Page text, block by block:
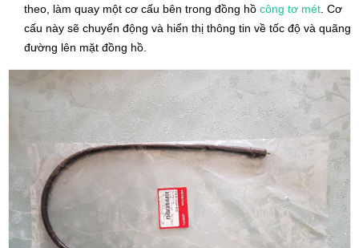
theo, làm quay một cơ cấu bên trong đồng hồ công tơ mét . Cơ
cấu này sẽ chuyển động và hiển thị thông tin về tốc độ và quãng
đường lên mặt đồng hồ.